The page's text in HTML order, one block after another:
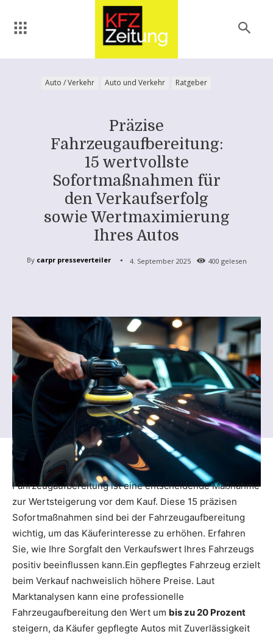
Auto / Verkehr Auto und Verkehr Ratgeber
Präzise
Fahrzeugaufbereitung:
15 wertvollste
Sofortmaßnahmen für
den Verkaufserfolg
sowie Wertmaximierung
Ihres Autos
By carpr presseverteiler 4. September 2025 400 gelesen
Fahrzeugaufbereitung ist eine entscheidende Maßnahme
zur Wertsteigerung vor dem Kauf. Diese 15 präzisen
Sofortmaßnahmen sind bei der Fahrzeugaufbereitung
wichtig, um das Käuferinteresse zu erhöhen. Erfahren
Sie, wie Ihre Sorgfalt den Verkaufswert Ihres Fahrzeugs
positiv beeinflussen kann.Ein gepflegtes Fahrzeug erzielt
beim Verkauf nachweislich höhere Preise. Laut
Marktanalysen kann eine professionelle
Fahrzeugaufbereitung den Wert um bis zu 20 Prozent
steigern, da Käufer gepflegte Autos mit Zuverlässigkeit